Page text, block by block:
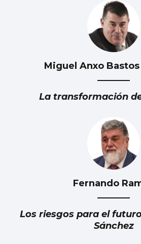
Miguel Anxo
La transformación
Fernando
Los riesgos para el
Sánchez